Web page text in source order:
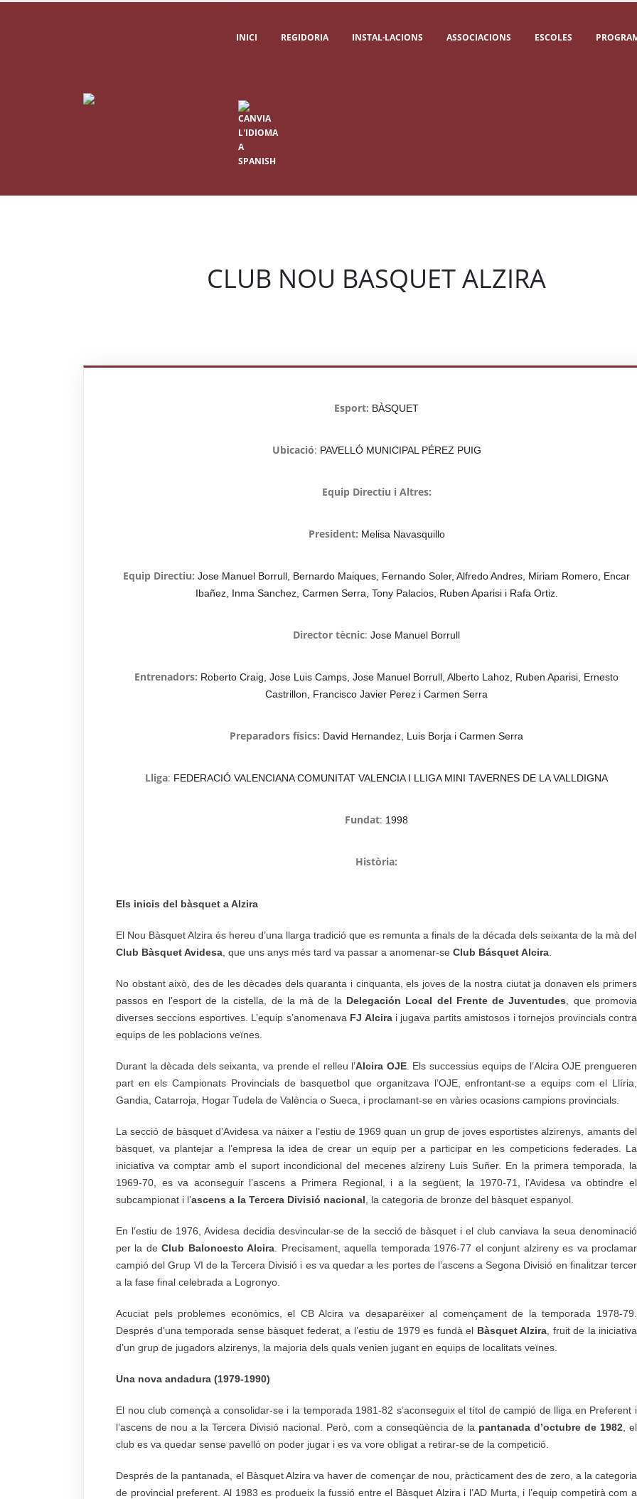
INICI REGIDORIA INSTAL·LACIONS ASSOCIACIONS ESCOLES
CLUB NOU BASQUET ALZIRA
Esport: BÀSQUET
Ubicació: PAVELLÓ MUNICIPAL PÉREZ PUIG
Equip Directiu i Altres:
President: Melisa Navasquillo
Equip Directiu: Jose Manuel Borrull, Bernardo Maiques, Fernando Soler, Alfredo Andres, Miriam Romero, Encar
Ibañez, Inma Sanchez, Carmen Serra, Tony Palacios, Ruben Aparisi i Rafa Ortiz.
Director tècnic: Jose Manuel Borrull
Entrenadors: Roberto Craig, Jose Luis Camps, Jose Manuel Borrull, Alberto Lahoz, Ruben Aparisi, Ernesto
Castrillon, Francisco Javier Perez i Carmen Serra
Preparadors físics: David Hernandez, Luis Borja i Carmen Serra
Lliga: FEDERACIÓ VALENCIANA COMUNITAT VALENCIA I LLIGA MINI TAVERNES DE LA VALLDIGNA
Fundat: 1998
Història:
Els inicis del bàsquet a Alzira
El Nou Bàsquet Alzira és hereu d’una llarga tradició que es remunta a finals de la década dels seixanta de la mà del
Club Bàsquet Avidesa , que uns anys més tard va passar a anomenar-se Club Básquet Alcira
No obstant això, des de les dècades dels quaranta i cinquanta, els joves de la nostra ciutat ja donaven els primers
passos en l’esport de la cistella, de la mà de la Delegación Local del Frente de Juventudes , que promovia
diverses seccions esportives. L’equip s’anomenava FJ Alcirai jugava partits amistosos i tornejos provincials contra
equips de les poblacions veïnes.
Durant la dècada dels seixanta, va prende el relleu l’Alcira OJE. Els successius equips de l’Alcira OJE prengueren
part en els Campionats Provincials de basquetbol que organitzava l’OJE, enfrontant-se a equips com el Llíria,
Gandia, Catarroja, Hogar Tudela de València o Sueca, i proclamant-se en vàries ocasions campions provincials.
La secció de bàsquet d’Avidesa va nàixer a l’estiu de 1969 quan un grup de joves esportistes alzirenys, amants del
bàsquet, va plantejar a l’empresa la idea de crear un equip per a participar en les competicions federades. La
iniciativa va comptar amb el suport incondicional del mecenes alzireny Luis Suñer. En la primera temporada, la
1969-70, es va aconseguir l’ascens a Primera Regional, i a la següent, la 1970-71, l’Avidesa va obtindre el
subcampionat i l’ascens a la Tercera Divisió nacional , la categoria de bronze del bàsquet espanyol.
En l’estiu de 1976, Avidesa decidia desvincular-se de la secció de bàsquet i el club canviava la seua denominació
per la deClub Baloncesto Alcira . Precisament, aquella temporada 1976-77 el conjunt alzireny es va proclamar
campió del Grup VI de la Tercera Divisió i es va quedar a les portes de l’ascens a Segona Divisió en finalitzar tercer
a la fase final celebrada a Logronyo.
Acuciat pels problemes econòmics, el CB Alcira va desaparèixer al començament de la temporada 1978-79.
Després d’una temporada sense bàsquet federat, a l’estiu de 1979 es fundà el Bàsquet Alzira , fruit de la iniciativa
d’un grup de jugadors alzirenys, la majoria dels quals venien jugant en equips de localitats veïnes.
Una nova andadura (1979-1990)
El nou club començà a consolidar-se i la temporada 1981-82 s’aconseguix el títol de campió de lliga en Preferent i
l’ascens de nou a la Tercera Divisió nacional. Però, com a conseqüència de la pantanada d’octubre de 1982 , el
club es va quedar sense pavelló on poder jugar i es va vore obligat a retirar-se de la competició.
Després de la pantanada, el Bàsquet Alzira va haver de començar de nou, pràcticament des de zero, a la categoria
de provincial preferent. Al 1983 es produeix la fussió entre el Bàsquet Alzira i l’AD Murta, i l’equip competirà com a